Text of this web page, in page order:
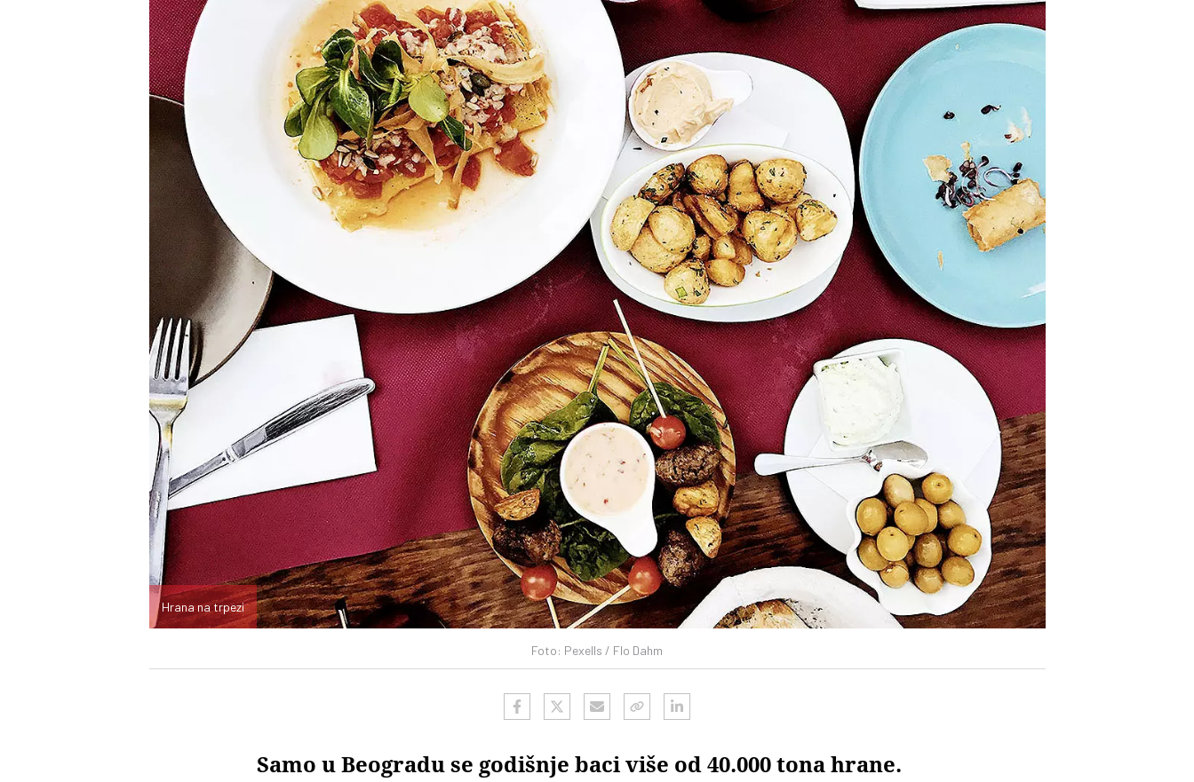
Foto: Pexells / Flo Dahm
Hrana na trpezi
Samo u Beogradu se godišnje baci više od 40.000 tona hrane.